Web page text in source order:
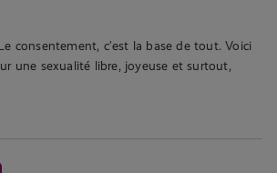
consentement, c’est la base de tout. Voici
une sexualité libre, joyeuse et surtout,